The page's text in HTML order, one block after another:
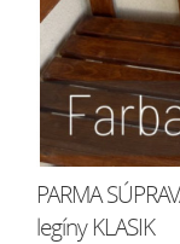
PARMA
legíny KLASIK